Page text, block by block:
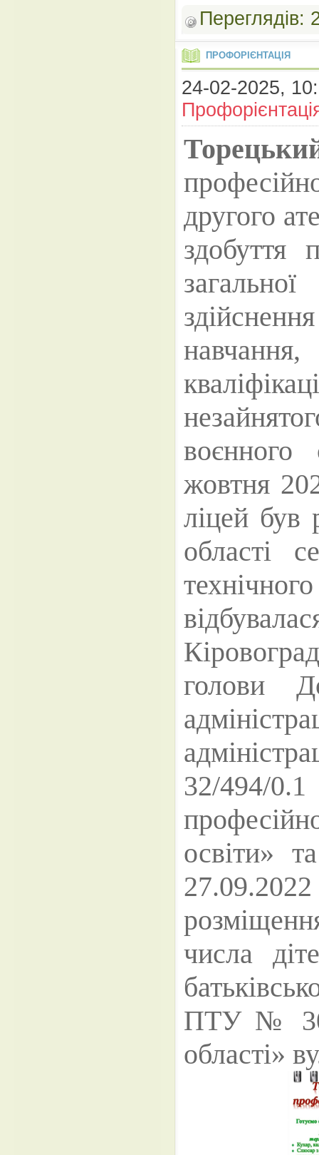
ПРОФОРІЄНТАЦІЯ
24-02-2025,
другого
здобуття
жовтня
ліцей був
області
голови
32/494/
освіти»
числа
ПТУ № 30
області»